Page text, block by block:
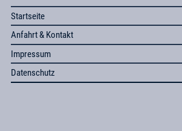
Startseite
Anfahrt & Kontakt
Impressum
Datenschutz